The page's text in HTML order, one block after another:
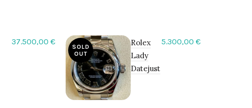
37.500,00 €
SOLD
OUT
Rolex
Lady
Datejust
5.300,00 €